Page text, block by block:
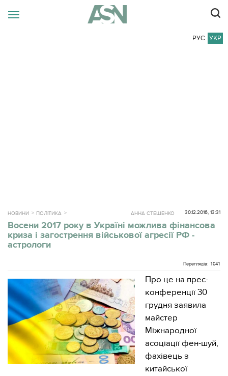
РУС УКР
НОВИНИ ПОЛІТИКА 30.12.2016, 13:31
АННА СТЕШЕНКО
Восени 2017 року в Україні можлива фінансова
криза і загострення військової агресії РФ -
астрологи
Переглядів: 1041
Про це на прес-
конференції 30
грудня заявила
майстер
Міжнародної
асоціації фен-шуй,
фахівець з
китайської